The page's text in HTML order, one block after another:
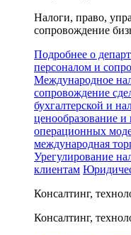
Налоги, право,
сопровождение
Подробнее о
персоналом и
Международное
сопровождение
бухгалтерской и
ценообразование
операционных
международная
Урегулирование
клиентам
Консалтинг,
Консалтинг,